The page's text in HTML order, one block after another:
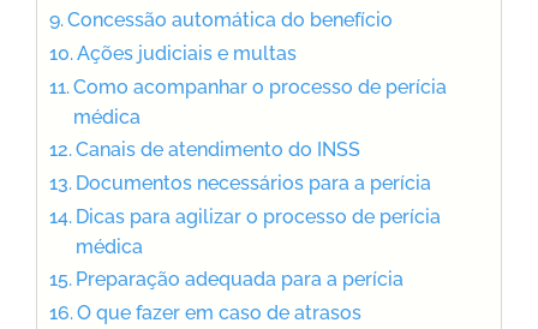
Concessão automática do benefício
Ações judiciais e multas
Como acompanhar o processo de perícia
médica
Canais de atendimento do INSS
Documentos necessários para a perícia
Dicas para agilizar o processo de perícia
médica
Preparação adequada para a perícia
O que fazer em caso de atrasos